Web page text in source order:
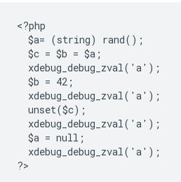
<?php
  $a= (string) rand();
  $c = $b = $a;
  xdebug_debug_zval('a');
  $b = 42;
  xdebug_debug_zval('a');
  unset($c);
  xdebug_debug_zval('a');
  $a = null;
  xdebug_debug_zval('a');
?